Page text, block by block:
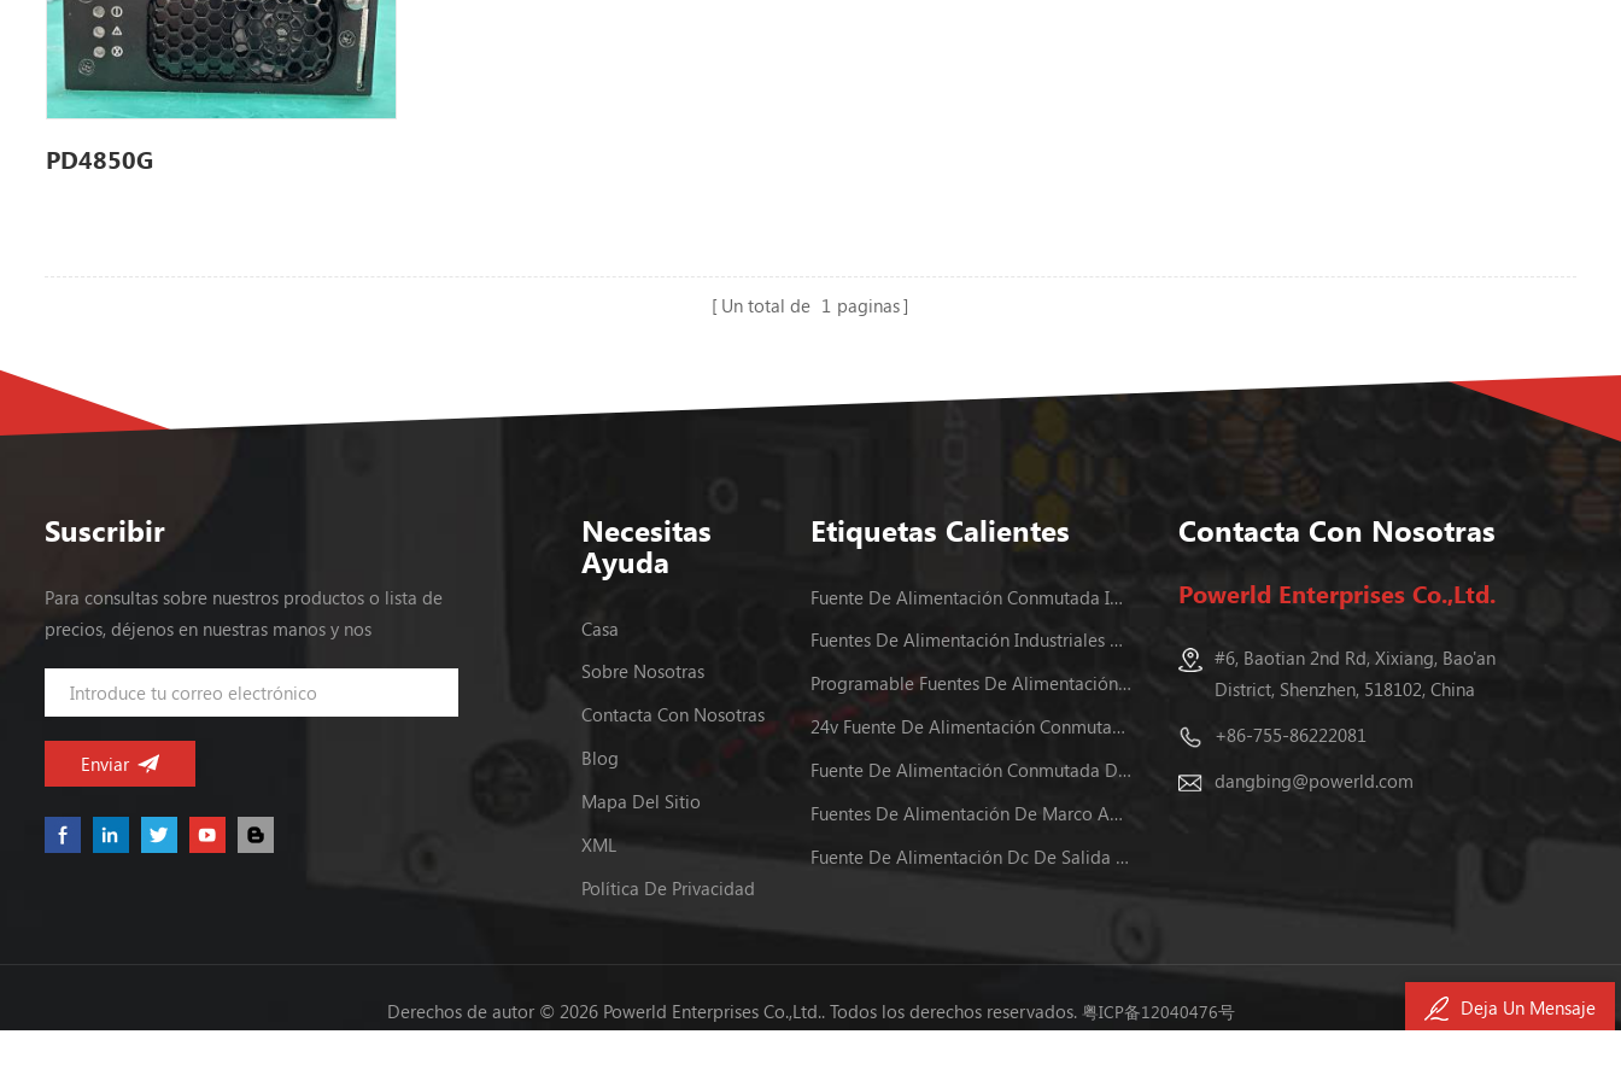
PD4850G
Un total de 1 paginas
Suscribir
Para consultas sobre nuestros productos o lista de
precios, déjenos en nuestras manos y nos
Necesitas
Ayuda
Casa
Sobre Nosotras
Contacta Con Nosotras
Blog
Mapa Del Sitio
XML
Política De Privacidad
Etiquetas Calientes
Fuente De Alimentación Conmutada Incluida
Fuentes De Alimentación Industriales En Carril Din
Programable Fuentes De Alimentación Dc
24v Fuente De Alimentación Conmutada
Fuente De Alimentación Conmutada De Salida Dual
Fuentes De Alimentación De Marco Abierto
Fuente De Alimentación Dc De Salida Dual
Contacta Con Nosotras
Powerld Enterprises Co.,Ltd.
#6, Baotian 2nd Rd, Xixiang, Bao'an
District, Shenzhen, 518102, China
+86-755-86222081
dangbing@powerld.com
Derechos de autor © 2026 Powerld Enterprises Co.,Ltd.. Todos los derechos reservados. 粤ICP备12040476号 Deja Un Mensaje